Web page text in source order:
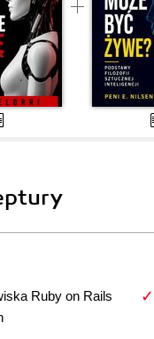
Ruby on Rails